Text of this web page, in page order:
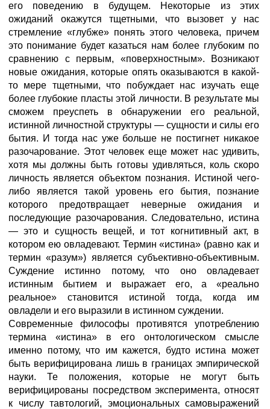
его поведению в будущем. Некоторые из этих
ожиданий окажутся тщетными, что вызовет у нас
стремление «глубже» понять этого человека, причем
это понимание будет казаться нам более глубоким по
сравнению с первым, «поверхностным». Возникают
новые ожидания, которые опять оказываются в какой-
то мере тщетными, что побуждает нас изучать еще
более глубокие пласты этой личности. В результате мы
сможем преуспеть в обнаружении его реальной,
истинной личностной структуры — сущности и силы его
бытия. И тогда нас уже больше не постигнет никакое
разочарование. Этот человек еще может нас удивить,
хотя мы должны быть готовы удивляться, коль скоро
личность является объектом познания. Истиной чего-
либо является такой уровень его бытия, познание
которого предотвращает неверные ожидания и
последующие разочарования. Следовательно, истина
— это и сущность вещей, и тот когнитивный акт, в
котором ею овладевают. Термин «истина» (равно как и
термин «разум») является субъективно-объективным.
Суждение истинно потому, что оно овладевает
истинным бытием и выражает его, а «реально
реальное» становится истиной тогда, когда им
овладели и его выразили в истинном суждении.
Современные философы противятся употреблению
термина «истина» в его онтологическом смысле
именно потому, что им кажется, будто истина может
быть верифицирована лишь в границах эмпирической
науки. Те положения, которые не могут быть
верифицированы посредством эксперимента, относят
к числу тавтологий, эмоциональных самовыражений